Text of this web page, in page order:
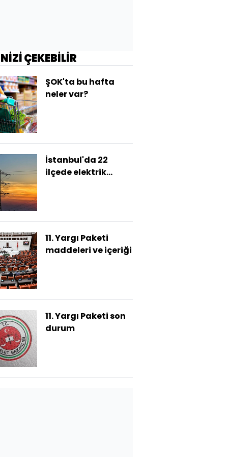
ÇEKEBİLİR
ŞOK'ta bu hafta
neler var?
İstanbul'da 22
ilçede elektrik
11. Yargı Paketi
maddeleri ve içeriği
11. Yargı Paketi son
durum